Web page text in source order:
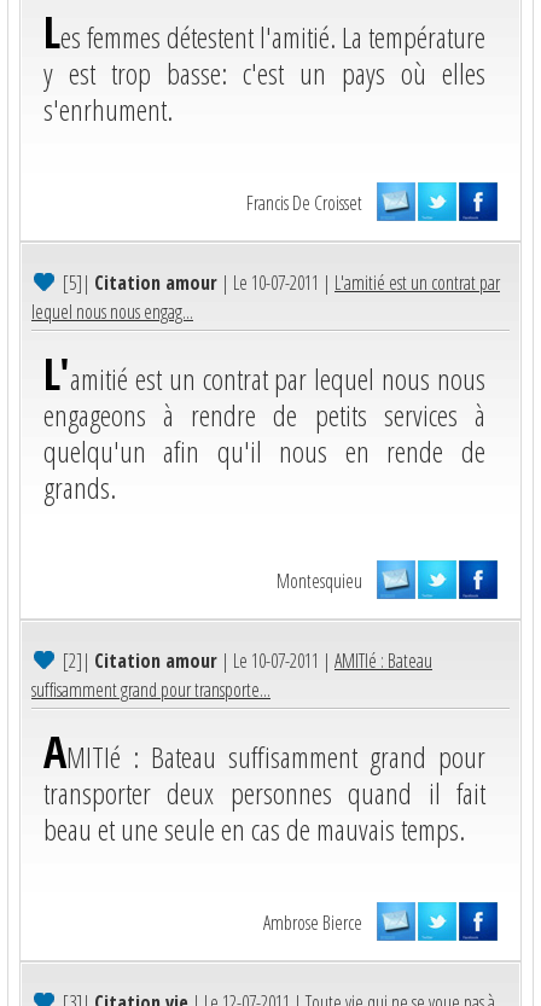
Les femmes détestent l'amitié. La température
y est trop basse: c'est un pays où elles
s'enrhument.
Francis De Croisset
[5]| Citation amour | Le 10-07-2011 | L'amitié est un contrat par
lequel nous nous engag...
L'amitié est un contrat par lequel nous nous
engageons à rendre de petits services à
quelqu'un afin qu'il nous en rende de
grands.
Montesquieu
[2]| Citation amour | Le 10-07-2011 | AMITIé : Bateau
suffisamment grand pour transporte...
AMITIé : Bateau suffisamment grand pour
transporter deux personnes quand il fait
beau et une seule en cas de mauvais temps.
Ambrose Bierce